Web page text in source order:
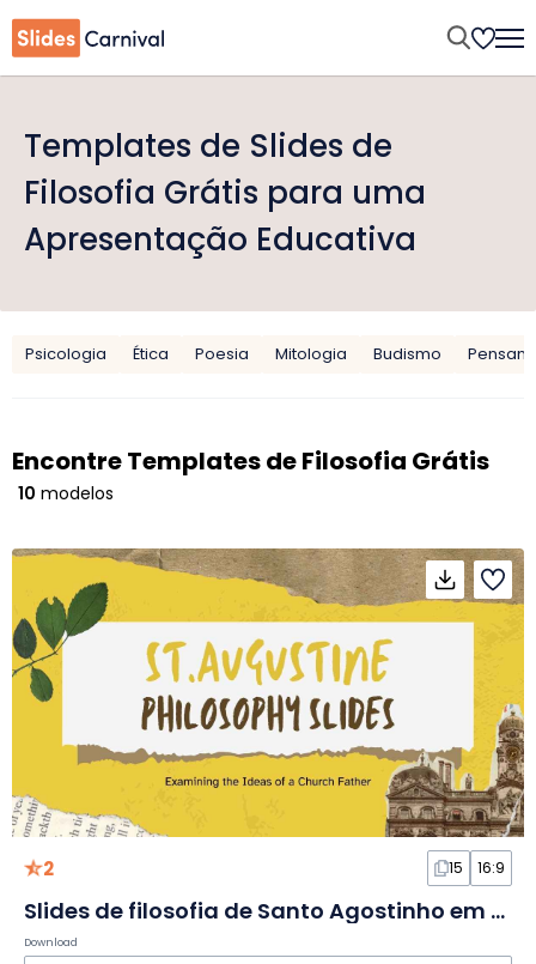
Templates de Slides de
Filosofia Grátis para uma
Apresentação Educativa
Psicologia Ética Poesia Mitologia Budismo
Encontre Templates de Filosofia Grátis
10 modelos
2 15 16:9
Slides de filosofia de Santo Agostinho em scrapbook
Download